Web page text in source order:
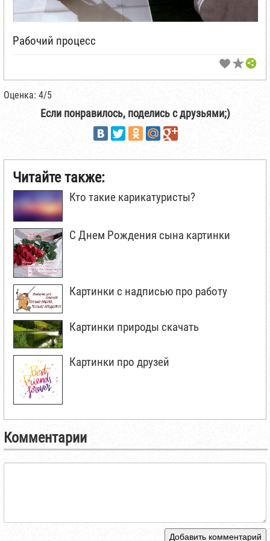
Рабочий процесс
Оценка: 4/5
Если понравилось, поделись с друзьями;)
Читайте также:
Кто такие карикатуристы?
С Днем Рождения сына картинки
Картинки с надписью про работу
Картинки природы скачать
Картинки про друзей
Комментарии
Добавить комментарий